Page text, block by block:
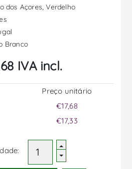
dos Açores, Verdelho
Branco
IVA incl.
Preço unitário
€17,68
€17,33